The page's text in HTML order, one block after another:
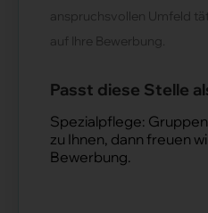
anspruchsvollen Umfeld
auf Ihre Bewerbung.
Passt diese Stelle
Spezialpflege:
zu Ihnen, dann freuen
Bewerbung.